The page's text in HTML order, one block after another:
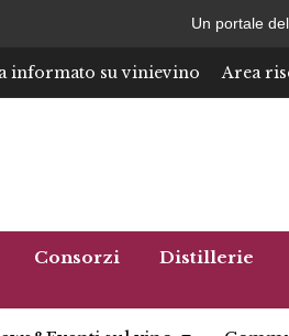
Un portale
informato su vinievino Area
Consorzi Distillerie